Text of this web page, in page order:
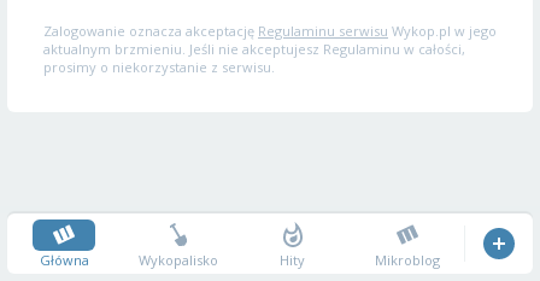
Zalogowanie oznacza akceptację Regulaminu serwisu Wykop.pl w jego
aktualnym brzmieniu. Jeśli nie akceptujesz Regulaminu w całości,
prosimy o niekorzystanie z serwisu.
Główna Wykopalisko Hity Mikroblog